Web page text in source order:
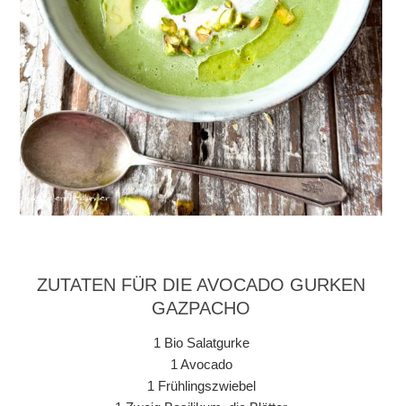
ZUTATEN FÜR DIE AVOCADO GURKEN
GAZPACHO
1 Bio Salatgurke
1 Avocado
1 Frühlingszwiebel